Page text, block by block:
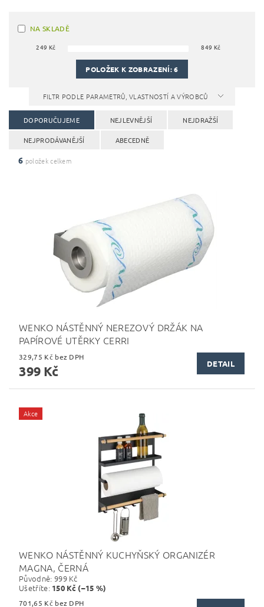
NA SKLADĚ
249 Kč 849 Kč
POLOŽEK K ZOBRAZENÍ:6
FILTR PODLE PARAMETRŮ, VLASTNOSTÍ A VÝROBCŮ
DOPORUČUJEME NEJLEVNĚJŠÍ NEJDRAŽŠÍ
NEJPRODÁVANĚJŠÍ ABECEDNĚ
6 položek celkem
WENKO NÁSTĚNNÝ NEREZOVÝ DRŽÁK NA
PAPÍROVÉ UTĚRKY CERRI
329,75 Kč bez DPH
399 Kč DETAIL
Akce
WENKO NÁSTĚNNÝ KUCHYŇSKÝ ORGANIZÉR
MAGNA, ČERNÁ
Původně: 999 Kč
Ušetříte: 150 Kč (–15 %)
701,65 Kč bez DPH